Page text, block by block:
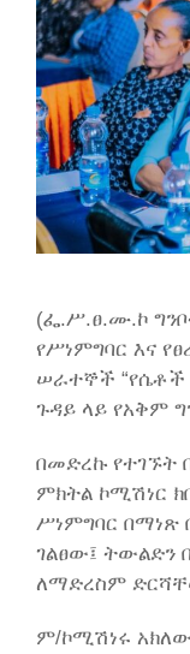
(ፌ.ሥ.ፀ.ሙ.ኮ
የሥነምግባር እና
ሠራተኞች “የሴቶች
ጉዳይ ላይ የአቅም
በመድረኩ የተገኙት
ምክትል ኮሚሽነር
ሥነምግባር በማነጽ
ገልፀው፤ ትውልድን
ለማድረስም
ም/ኮሚሽነሩ